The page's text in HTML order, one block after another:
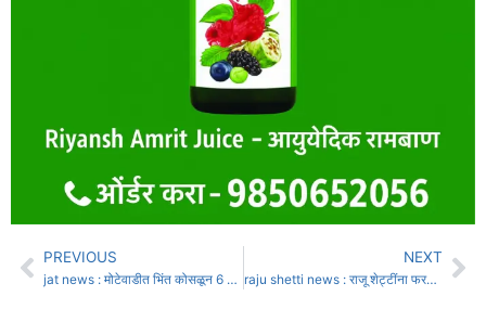
PREVIOUS
jat news : मोटेवाडीत भिंत कोसळून 6 भाविकांचा दुर्दैवी मृत्यू
NEXT
raju shetti news : राजू शेट्टींना फरफटत नेलं, जानकरांना उचलून नेलं; कोकणातल्या काजू आंबा उत्पादक आंदोलकांना पोलिसांनी ताब्यात घेतलं, मुंबईत घमासान